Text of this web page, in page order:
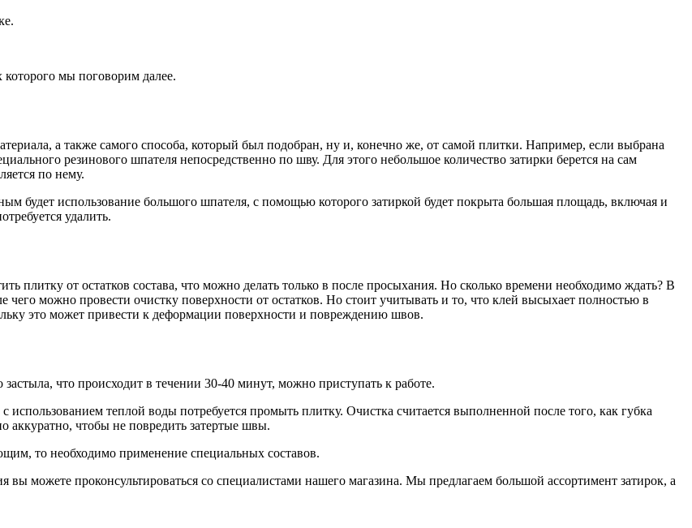
мы поговорим далее.
а также самого способа, который был подобран, ну и, конечно же, от самой плитки. Например, если выбрана
резинового шпателя непосредственно по шву. Для этого небольшое количество затирки берется на сам
по нему.
будет использование большого шпателя, с помощью которого затиркой будет покрыта большая площадь, включая и
удалить.
плитку от остатков состава, что можно делать только в после просыхания. Но сколько времени необходимо ждать? В
можно провести очистку поверхности от остатков. Но стоит учитывать и то, что клей высыхает полностью в
это может привести к деформации поверхности и повреждению швов.
что происходит в течении 30-40 минут, можно приступать к работе.
использованием теплой воды потребуется промыть плитку. Очистка считается выполненной после того, как губка
аккуратно, чтобы не повредить затертые швы.
то необходимо применение специальных составов.
вы можете проконсультироваться со специалистами нашего магазина. Мы предлагаем большой ассортимент затирок, а